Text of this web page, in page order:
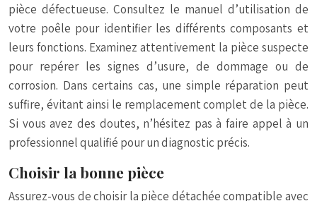
pièce défectueuse. Consultez le manuel d’utilisation de
votre poêle pour identifier les différents composants et
leurs fonctions. Examinez attentivement la pièce suspecte
pour repérer les signes d’usure, de dommage ou de
corrosion. Dans certains cas, une simple réparation peut
suffire, évitant ainsi le remplacement complet de la pièce.
Si vous avez des doutes, n’hésitez pas à faire appel à un
professionnel qualifié pour un diagnostic précis.
Choisir la bonne pièce
Assurez-vous de choisir la pièce détachée compatible avec